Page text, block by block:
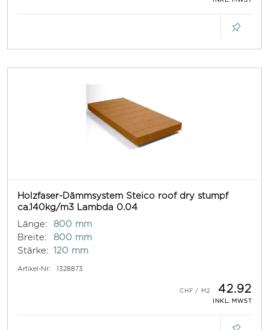
Holzfaser-Dämmsystem Steico roof dry stumpf
ca.140kg/m3 Lambda 0.04
Länge:
800 mm
Breite:
800 mm
Stärke: 120 mm
Artikel-Nr: 1328873
42.92
INKL. MWST